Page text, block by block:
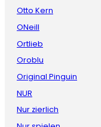
Otto Kern
ONeill
Ortlieb
Oroblu
Original Pinguin
NUR
Nur zierlich